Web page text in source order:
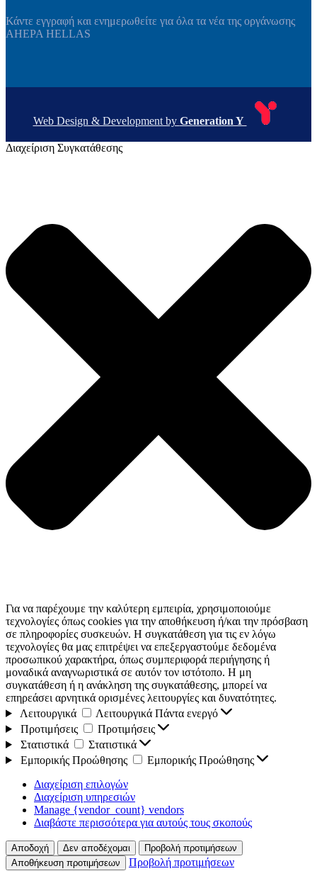
Κάντε εγγραφή και ενημερωθείτε για όλα τα νέα της οργάνωσης
AHEPA HELLAS
Web Design & Development by Generation Y
Διαχείριση Συγκατάθεσης
Για να παρέχουμε την καλύτερη εμπειρία, χρησιμοποιούμε
τεχνολογίες όπως cookies για την αποθήκευση ή/και την πρόσβαση
σε πληροφορίες συσκευών. Η συγκατάθεση για τις εν λόγω
τεχνολογίες θα μας επιτρέψει να επεξεργαστούμε δεδομένα
προσωπικού χαρακτήρα, όπως συμπεριφορά περιήγησης ή
μοναδικά αναγνωριστικά σε αυτόν τον ιστότοπο. Η μη
συγκατάθεση ή η ανάκληση της συγκατάθεσης, μπορεί να
επηρεάσει αρνητικά ορισμένες λειτουργίες και δυνατότητες.
Λειτουργικά
Λειτουργικά Πάντα ενεργό
Προτιμήσεις
Προτιμήσεις
Στατιστικά
Στατιστικά
Εμπορικής Προώθησης
Εμπορικής Προώθησης
Διαχείριση επιλογών
Διαχείριση υπηρεσιών
Manage {vendor_count} vendors
Διαβάστε περισσότερα για αυτούς τους σκοπούς
Αποδοχή Δεν αποδέχομαι
Προβολή προτιμήσεων
Αποθήκευση προτιμήσεων
Προβολή προτιμήσεων